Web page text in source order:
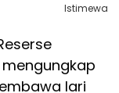
Istimewa
lari